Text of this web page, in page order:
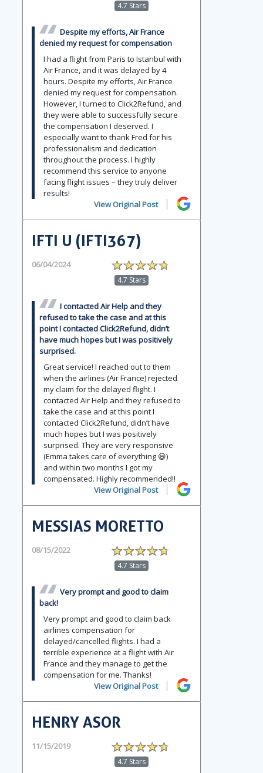
4.7 Stars
Despite my efforts, Air France
denied my request for compensation
I had a flight from Paris to Istanbul with
Air France, and it was delayed by 4
hours. Despite my efforts, Air France
denied my request for compensation.
However, I turned to Click2Refund, and
they were able to successfully secure
the compensation I deserved. I
especially want to thank Fred for his
professionalism and dedication
throughout the process. I highly
recommend this service to anyone
facing flight issues – they truly deliver
results!
View Original Post
IFTI U (IFTI367)
06/04/2024
4.7 Stars
I contacted Air Help and they
refused to take the case and at this
point I contacted Click2Refund, didn’t
have much hopes but I was positively
surprised.
Great service! I reached out to them
when the airlines (Air France) rejected
my claim for the delayed flight. I
contacted Air Help and they refused to
take the case and at this point I
contacted Click2Refund, didn’t have
much hopes but I was positively
surprised. They are very responsive
(Emma takes care of everything 😃)
and within two months I got my
compensated. Highly recommended!!
View Original Post
MESSIAS MORETTO
08/15/2022
4.7 Stars
Very prompt and good to claim
back!
Very prompt and good to claim back
airlines compensation for
delayed/cancelled flights. I had a
terrible experience at a flight with Air
France and they manage to get the
compensation for me. Thanks!
View Original Post
HENRY ASOR
11/15/2019
4.7 Stars